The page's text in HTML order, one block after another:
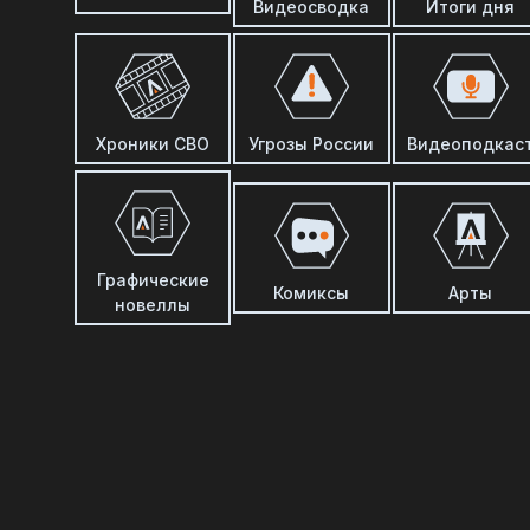
Видеосводка Итоги дня
Хроники СВО Угрозы России
Графические
новеллы
Комиксы Арты